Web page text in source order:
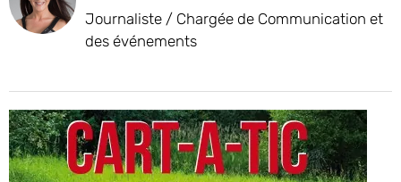
Journaliste / Chargée de Communication et
des événements